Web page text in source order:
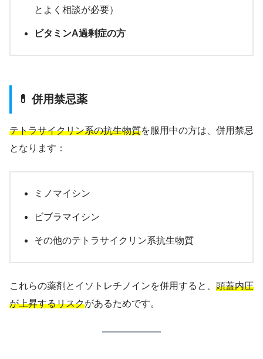
とよく相談が必要）
ビタミンA過剰症の方
💊 併用禁忌薬
テトラサイクリン系の抗生物質を服用中の方は、併用禁忌
となります：
ミノマイシン
ビブラマイシン
その他のテトラサイクリン系抗生物質
これらの薬剤とイソトレチノインを併用すると、 頭蓋内圧
が上昇するリスクがあるためです。